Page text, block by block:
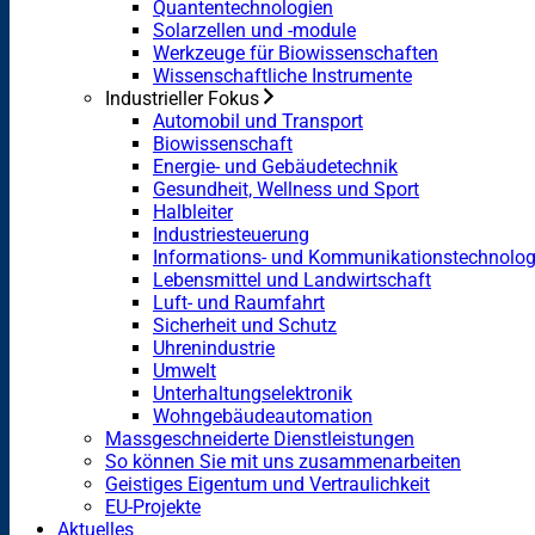
Quantentechnologien
Solarzellen und -module
Werkzeuge für Biowissenschaften
Wissenschaftliche Instrumente
Industrieller Fokus
Automobil und Transport
Biowissenschaft
Energie- und Gebäudetechnik
Gesundheit, Wellness und Sport
Halbleiter
Industriesteuerung
Informations- und
Lebensmittel und Landwirtschaft
Luft- und Raumfahrt
Sicherheit und Schutz
Uhrenindustrie
Umwelt
Unterhaltungselektronik
Wohngebäudeautomation
Massgeschneiderte Dienstleistungen
So können Sie mit uns zusammenarbeiten
Geistiges Eigentum und Vertraulichkeit
EU-Projekte
Aktuelles